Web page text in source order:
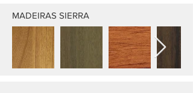
MADEIRAS SIERRA